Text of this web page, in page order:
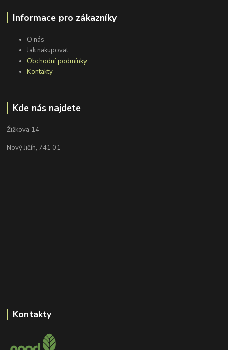
Informace pro zákazníky
O nás
Jak nakupovat
Obchodní podmínky
Kontakty
Kde nás najdete
Žižkova 14
Nový Jičín, 741 01
Kontakty